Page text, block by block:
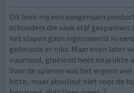
Dit leek mij een aangenaam
schouders die vaak stijf gespannen
het slapen gaan ingesmeerd. In
gebeurde er niks. Maar even later
vuurrood, gloeiend heet en jeukte
Voor de spieren was het ergens
hitte, maar absoluut niet voor de